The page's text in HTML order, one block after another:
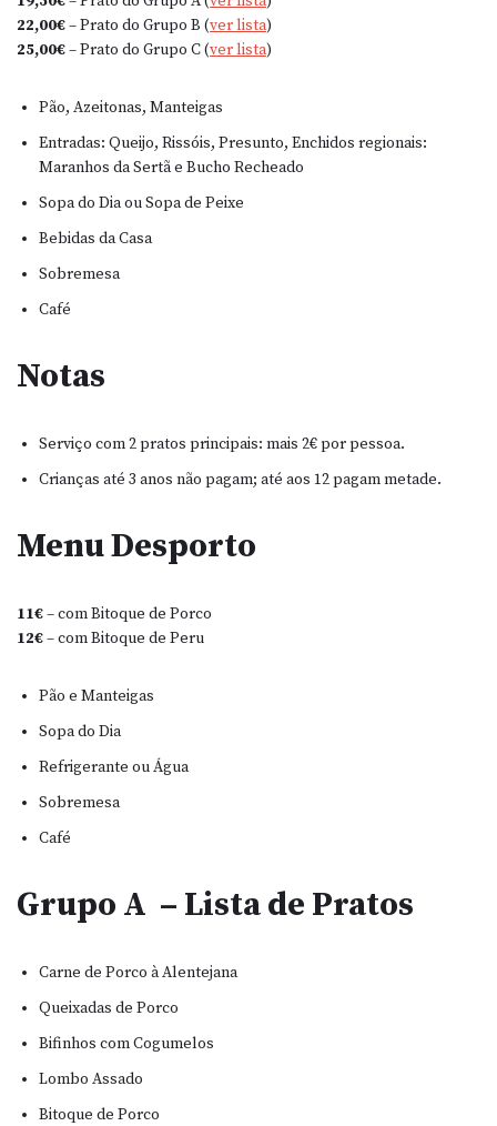
22,00€– Prato do Grupo B (ver lista)
25,00€– Prato do Grupo C (ver lista)
Pão, Azeitonas, Manteigas
Entradas: Queijo, Rissóis, Presunto, Enchidos regionais:
Maranhos da Sertã e Bucho Recheado
Sopa do Dia ou Sopa de Peixe
Bebidas da Casa
Sobremesa
Café
Notas
Serviço com 2 pratos principais: mais 2€ por pessoa.
Crianças até 3 anos não pagam; até aos 12 pagam metade.
Menu Desporto
11€– com Bitoque de Porco
12€– com Bitoque de Peru
Pão e Manteigas
Sopa do Dia
Refrigerante ou Água
Sobremesa
Café
Grupo A – Lista de Pratos
Carne de Porco à Alentejana
Queixadas de Porco
Bifinhos com Cogumelos
Lombo Assado
Bitoque de Porco